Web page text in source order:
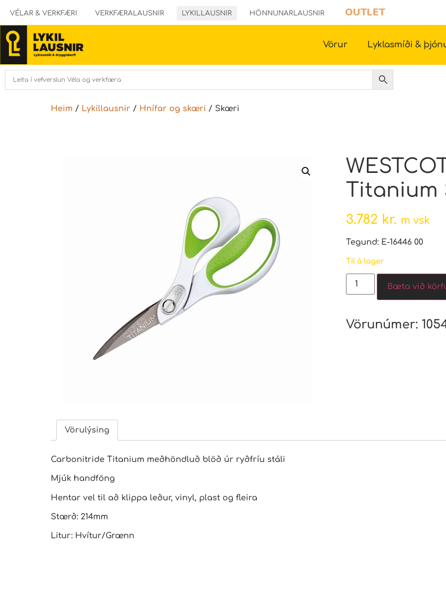
VÉLAR & VERKFÆRI VERKFÆRALAUSNIR LYKILLAUSNIR HÖNNUNARLAUSNIR OUTLET
Vörur Lyklasmíði &
Heim / Lykillausnir / Hnífar og skæri / Skæri
Titanium
3.782 kr. m vsk
Tegund: E-16446 00
Til á lager
Bæta við
Vörunúmer:
Vörulýsing
Carbonitride Titanium meðhöndluð blöð úr ryðfríu stáli
Mjúk handföng
Hentar vel til að klippa leður, vinyl, plast og fleira
Stærð: 214mm
Litur: Hvítur/Grænn